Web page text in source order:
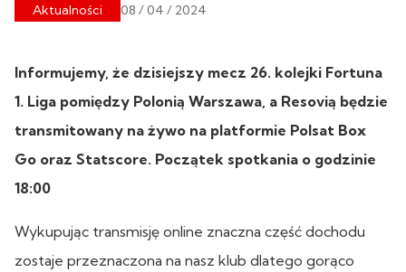
Aktualności 08 / 04 / 2024
Informujemy, że dzisiejszy mecz 26. kolejki Fortuna
1. Liga pomiędzy Polonią Warszawa, a Resovią będzie
transmitowany na żywo na platformie Polsat Box
Go oraz Statscore. Początek spotkania o godzinie
18:00
Wykupując transmisję online znaczna część dochodu
zostaje przeznaczona na nasz klub dlatego gorąco